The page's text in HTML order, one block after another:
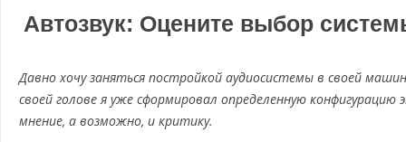
Автозвук: Оцените выбор
Давно хочу заняться постройкой аудиосистемы в своей
своей голове я уже сформировал определенную
мнение, а возможно, и критику.